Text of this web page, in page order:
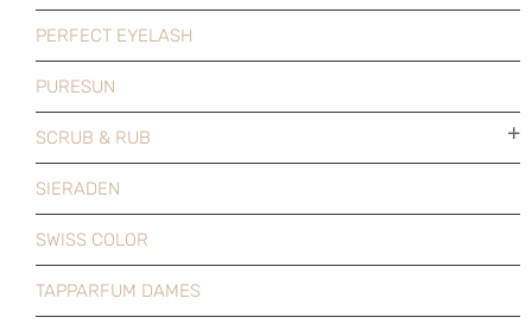
PERFECT EYELASH
PURESUN
SCRUB & RUB
SIERADEN
SWISS COLOR
TAPPARFUM DAMES